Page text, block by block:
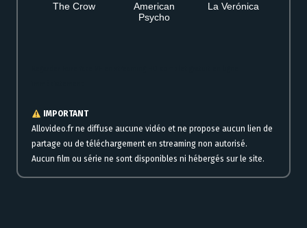
The Crow
American
Psycho
La Verónica
IMPORTANT
Allovideo.fr ne diffuse aucune vidéo et ne propose aucun lien de
partage ou de téléchargement en streaming non autorisé.
Aucun film ou série ne sont disponibles ni hébergés sur le site.